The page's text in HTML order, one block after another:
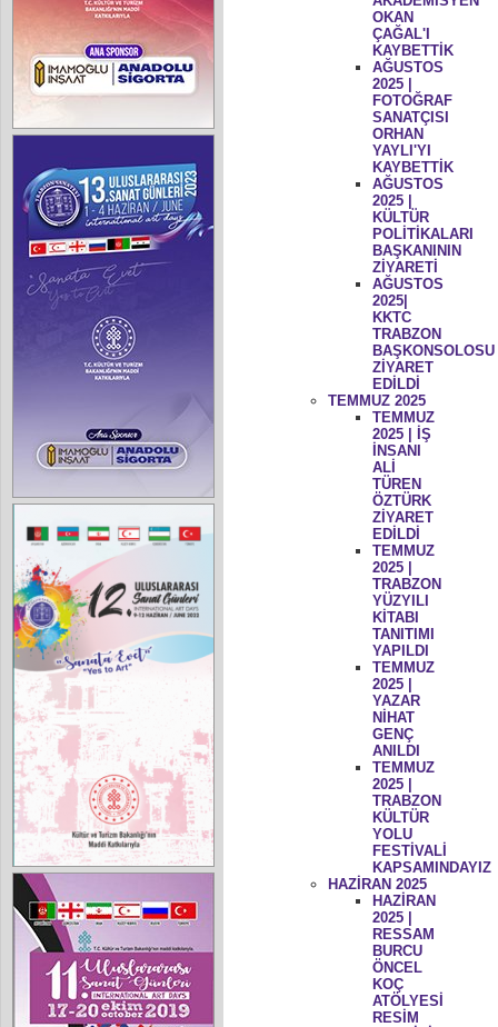
OKAN
ÇAĞAL'I
KAYBETTİK
AĞUSTOS
2025 |
FOTOĞRAF
SANATÇISI
ORHAN
YAYLI'YI
KAYBETTİK
AĞUSTOS
2025 |
KÜLTÜR
POLİTİKALARI
BAŞKANININ
ZİYARETİ
AĞUSTOS
2025|
KKTC
TRABZON
BAŞKONSOLOSU
ZİYARET
EDİLDİ
TEMMUZ 2025
TEMMUZ
2025 | İŞ
İNSANI
ALİ
TÜREN
ÖZTÜRK
ZİYARET
EDİLDİ
TEMMUZ
2025 |
TRABZON
YÜZYILI
KİTABI
TANITIMI
YAPILDI
TEMMUZ
2025 |
YAZAR
NİHAT
GENÇ
ANILDI
TEMMUZ
2025 |
TRABZON
KÜLTÜR
YOLU
FESTİVALİ
KAPSAMINDAYIZ
HAZİRAN 2025
HAZİRAN
2025 |
RESSAM
BURCU
ÖNCEL
KOÇ
ATÖLYESİ
RESİM